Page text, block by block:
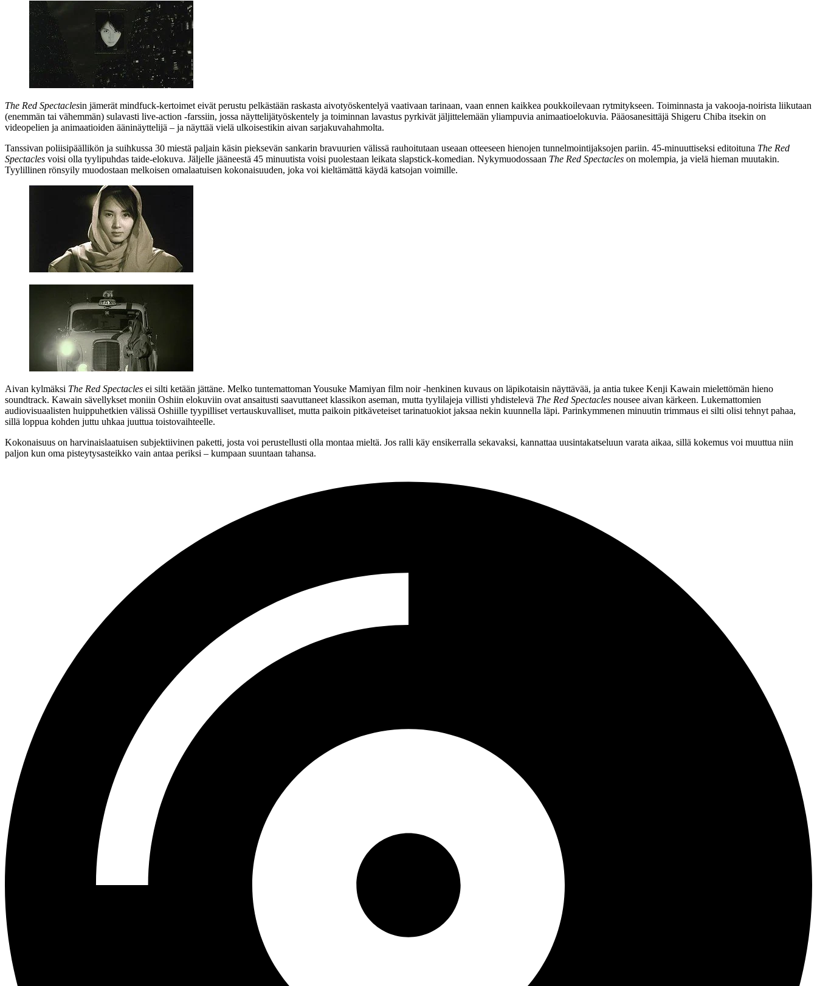
The Red Spectaclesin jämerät mindfuck-kertoimet eivät perustu pelkästään raskasta aivotyöskentelyä vaativaan tarinaan, vaan ennen kaikkea poukkoilevaan rytmitykseen. Toiminnasta ja vakooja-noirista liikutaan
(enemmän tai vähemmän) sulavasti live-action ‑farssiin, jossa näyttelijätyöskentely ja toiminnan lavastus pyrkivät jäljittelemään yliampuvia animaatioelokuvia. Pääosanesittäjä Shigeru Chiba itsekin on
videopelien ja animaatioiden ääninäyttelijä – ja näyttää vielä ulkoisestikin aivan sarjakuvahahmolta.
Tanssivan poliisipäällikön ja suihkussa 30 miestä paljain käsin pieksevän sankarin bravuurien välissä rauhoitutaan useaan otteeseen hienojen tunnelmointijaksojen pariin. 45‑minuuttiseksi editoituna The Red
Spectacles voisi olla tyylipuhdas taide-elokuva. Jäljelle jääneestä 45 minuutista voisi puolestaan leikata slapstick-komedian. Nykymuodossaan The Red Spectacles on molempia, ja vielä hieman muutakin.
Tyylillinen rönsyily muodostaan melkoisen omalaatuisen kokonaisuuden, joka voi kieltämättä käydä katsojan voimille.
Aivan kylmäksi The Red Spectacles ei silti ketään jättäne. Melko tuntemattoman Yousuke Mamiyan film noir ‑henkinen kuvaus on läpikotaisin näyttävää, ja antia tukee Kenji Kawain mielettömän hieno
soundtrack. Kawain sävellykset moniin Oshiin elokuviin ovat ansaitusti saavuttaneet klassikon aseman, mutta tyylilajeja villisti yhdistelevä The Red Spectacles nousee aivan kärkeen. Lukemattomien
audiovisuaalisten huippuhetkien välissä Oshiille tyypilliset vertauskuvalliset, mutta paikoin pitkäveteiset tarinatuokiot jaksaa nekin kuunnella läpi. Parinkymmenen minuutin trimmaus ei silti olisi tehnyt pahaa,
sillä loppua kohden juttu uhkaa juuttua toistovaihteelle.
Kokonaisuus on harvinaislaatuisen subjektiivinen paketti, josta voi perustellusti olla montaa mieltä. Jos ralli käy ensikerralla sekavaksi, kannattaa uusintakatseluun varata aikaa, sillä kokemus voi muuttua niin
paljon kun oma pisteytysasteikko vain antaa periksi – kumpaan suuntaan tahansa.